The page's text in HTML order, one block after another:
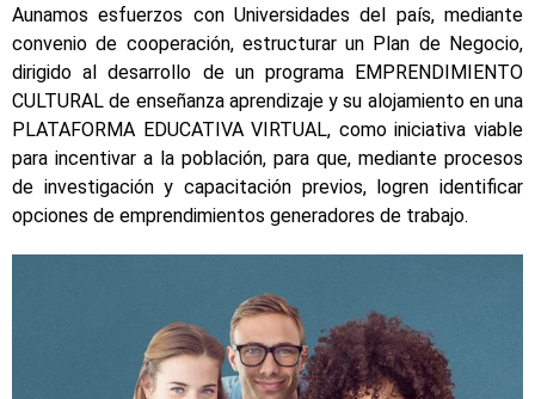
Aunamos esfuerzos con Universidades del país, mediante
convenio de cooperación, estructurar un Plan de Negocio,
dirigido al desarrollo de un programa EMPRENDIMIENTO
CULTURAL de enseñanza aprendizaje y su alojamiento en una
PLATAFORMA EDUCATIVA VIRTUAL, como iniciativa viable
para incentivar a la población, para que, mediante procesos
de investigación y capacitación previos, logren identificar
opciones de emprendimientos generadores de trabajo.